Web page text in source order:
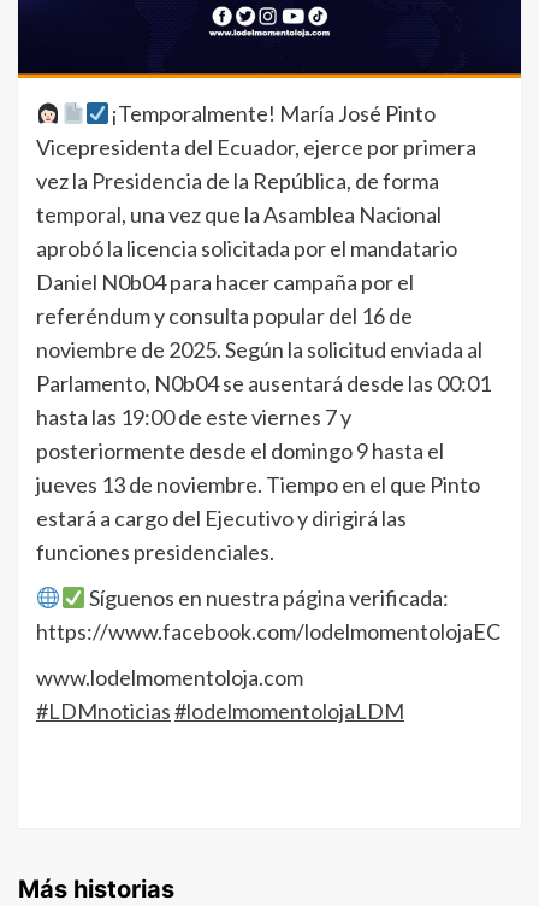
¡Temporalmente! María José Pinto
Vicepresidenta del Ecuador, ejerce por primera
vez la Presidencia de la República, de forma
temporal, una vez que la Asamblea Nacional
aprobó la licencia solicitada por el mandatario
Daniel N0b04 para hacer campaña por el
referéndum y consulta popular del 16 de
noviembre de 2025. Según la solicitud enviada al
Parlamento, N0b04 se ausentará desde las 00:01
hasta las 19:00 de este viernes 7 y
posteriormente desde el domingo 9 hasta el
jueves 13 de noviembre. Tiempo en el que Pinto
estará a cargo del Ejecutivo y dirigirá las
funciones presidenciales.
Síguenos en nuestra página verificada:
https://www.facebook.com/lodelmomentolojaEC
www.lodelmomentoloja.com
#LDMnoticias#lodelmomentolojaLDM
Más historias